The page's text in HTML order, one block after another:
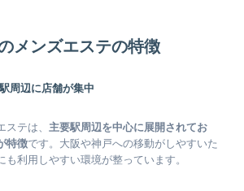
メンズエステの特徴
周辺に店舗が集中
テは、 主要駅周辺を中心に展開されてお
特徴です。大阪や神戸への移動がしやすいた
利用しやすい環境が整っています。